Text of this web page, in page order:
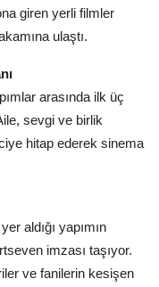
giren yerli filmler
ulaştı.
arasında ilk üç
sevgi ve birlik
hitap ederek sinema
aldığı yapımın
imzası taşıyor.
ve fanilerin kesişen